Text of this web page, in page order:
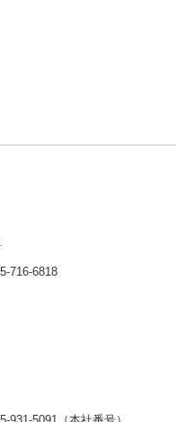
716-6818